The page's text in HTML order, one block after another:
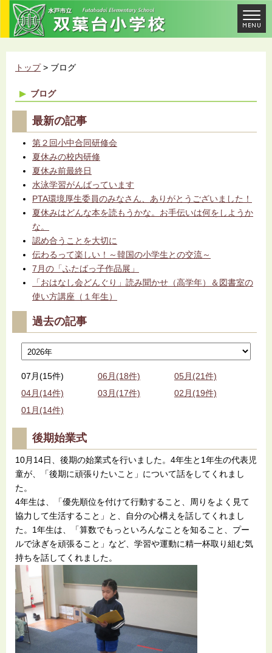
トップ> ブログ
ブログ
最新の記事
第２回小中合同研修会
夏休みの校内研修
夏休み前最終日
水泳学習がんばっています
PTA環境厚生委員のみなさん、ありがとうございました！
夏休みはどんな本を読もうかな。お手伝いは何をしようか
な。
認め合うことを大切に
伝わるって楽しい！～韓国の小学生との交流～
7月の「ふたばっ子作品展」
「おはなし会どんぐり」読み聞かせ（高学年）＆図書室の
使い方講座（１年生）
過去の記事
07月(15件) 06月(18件)
05月(21件)
04月(14件)
03月(17件)
02月(19件)
01月(14件)
後期始業式
10月14日、後期の始業式を行いました。4年生と1年生の代表児
童が、「後期に頑張りたいこと」について話をしてくれまし
た。
4年生は、「優先順位を付けて行動すること、周りをよく見て
協力して生活すること」と、自分の心構えを話してくれまし
た。1年生は、「算数でもっといろんなことを知ること、プー
ルで泳ぎを頑張ること」など、学習や運動に精一杯取り組む気
持ちを話してくれました。